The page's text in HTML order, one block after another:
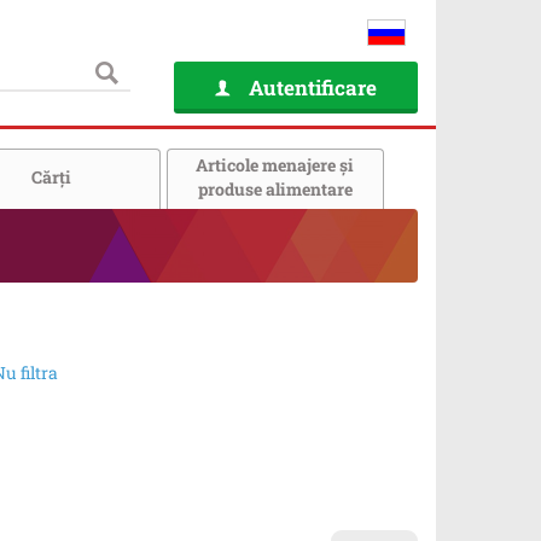
Autentificare
Cărţi
Articole menajere și
produse alimentare
filtra